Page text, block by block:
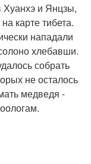
Хуанхэ и Янцзы,
карте тибета.
нападали
хлебавши.
собрать
не осталось
медведя -